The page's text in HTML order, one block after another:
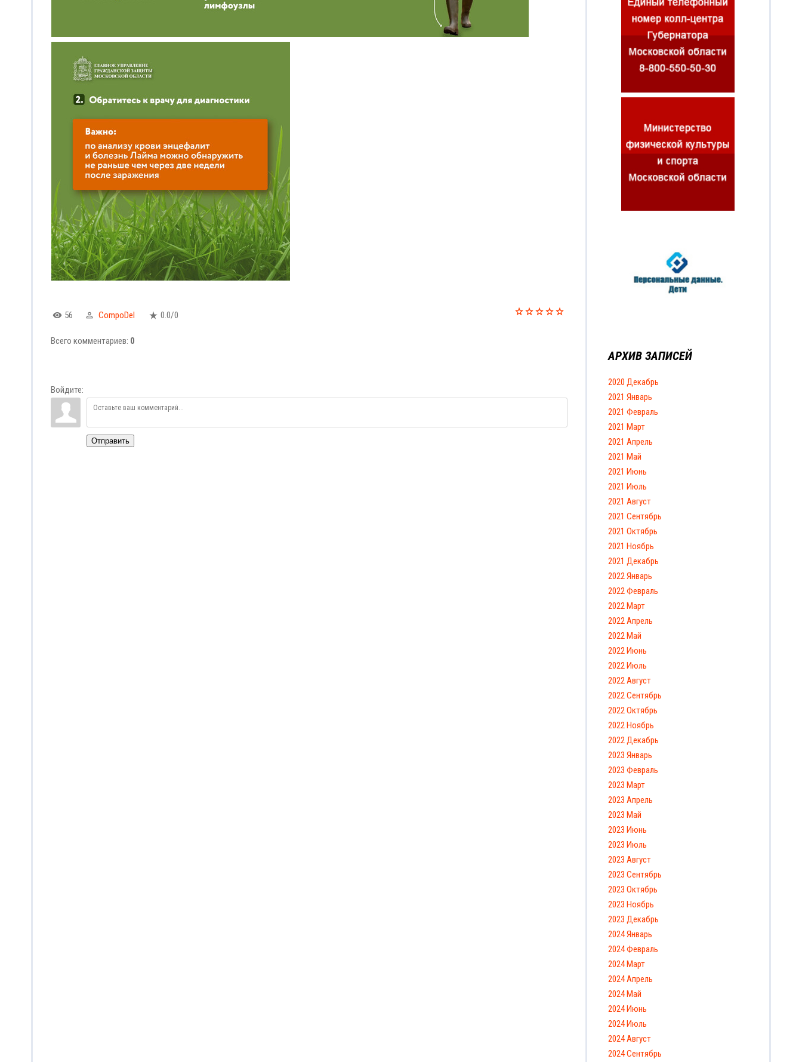
56 CompoDel 0.0/0
Всего комментариев: 0
Войдите:
Отправить
АРХИВ ЗАПИСЕЙ
2020 Декабрь
2021 Январь
2021 Февраль
2021 Март
2021 Апрель
2021 Май
2021 Июнь
2021 Июль
2021 Август
2021 Сентябрь
2021 Октябрь
2021 Ноябрь
2021 Декабрь
2022 Январь
2022 Февраль
2022 Март
2022 Апрель
2022 Май
2022 Июнь
2022 Июль
2022 Август
2022 Сентябрь
2022 Октябрь
2022 Ноябрь
2022 Декабрь
2023 Январь
2023 Февраль
2023 Март
2023 Апрель
2023 Май
2023 Июнь
2023 Июль
2023 Август
2023 Сентябрь
2023 Октябрь
2023 Ноябрь
2023 Декабрь
2024 Январь
2024 Февраль
2024 Март
2024 Апрель
2024 Май
2024 Июнь
2024 Июль
2024 Август
2024 Сентябрь